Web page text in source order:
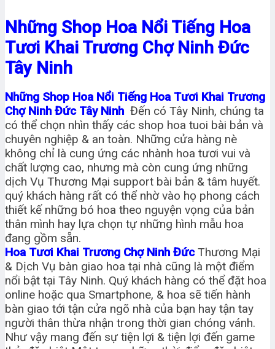
Những Shop Hoa Nổi Tiếng Hoa
Tươi Khai Trương Chợ Ninh Đức
Tây Ninh
Những Shop Hoa Nổi Tiếng Hoa Tươi Khai Trương
Chợ Ninh Đức Tây Ninh Đến có Tây Ninh, chúng ta
có thể chọn nhìn thấy các shop hoa tuoi bài bản và
chuyên nghiệp & an toàn. Những cửa hàng nè
không chỉ là cung ứng các nhành hoa tươi vui và
chất lượng cao, nhưng mà còn cung ứng những
dịch Vụ Thương Mại support bài bản & tâm huyết.
quý khách hàng rất có thể nhờ vào họ phong cách
thiết kế những bó hoa theo nguyện vọng của bản
thân mình hay lựa chọn tự những hình mẫu hoa
đang gồm sẵn.
Hoa Tươi Khai Trương Chợ Ninh ĐứcThương Mại
& Dịch Vụ bàn giao hoa tại nhà cũng là một điểm
nổi bật tại Tây Ninh. Quý khách hàng có thể đặt hoa
online hoặc qua Smartphone, & hoa sẽ tiến hành
bàn giao tới tận cửa ngõ nhà của bạn hay tận tay
người thân thừa nhận trong thời gian chóng vánh.
Như vậy mang đến sự tiện lợi & tiện lợi đến game